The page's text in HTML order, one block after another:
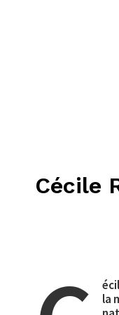
Cécile
la